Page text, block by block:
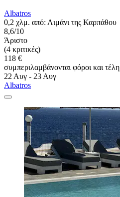
Albatros
0,2 χλμ. από: Λιμάνι της Καρπάθου
8,6/10
Άριστο
(4 κριτικές)
118 €
συμπεριλαμβάνονται φόροι και τέλη
22 Αυγ - 23 Αυγ
Albatros